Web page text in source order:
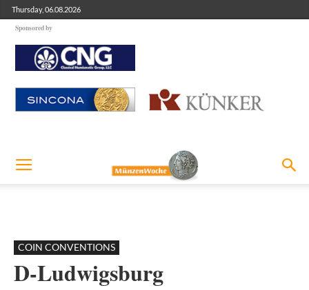
Thursday, 06.08.2026
Sponsored by
COIN CONVENTIONS
D-Ludwigsburg